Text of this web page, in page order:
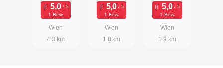
1 Bew.
Wien
4.3 km
1 Bew.
Wien
1.8 km
1 Bew.
Wien
1.9 km